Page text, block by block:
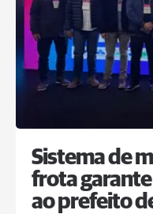
Sistema de
frota
ao prefeito